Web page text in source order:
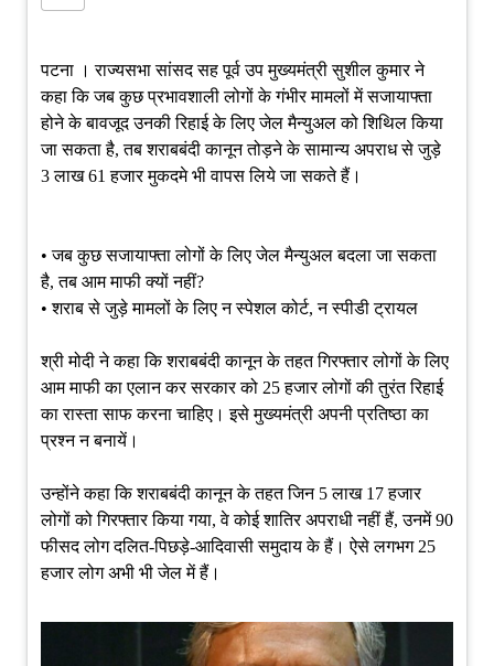
पटना । राज्यसभा सांसद सह पूर्व उप मुख्यमंत्री सुशील कुमार ने
कहा कि जब कुछ प्रभावशाली लोगों के गंभीर मामलों में सजायाफ्ता
होने के बावजूद उनकी रिहाई के लिए जेल मैन्युअल को शिथिल किया
जा सकता है, तब शराबबंदी कानून तोड़ने के सामान्य अपराध से जुड़े
3 लाख 61 हजार मुकदमे भी वापस लिये जा सकते हैं।
• जब कुछ सजायाफ्ता लोगों के लिए जेल मैन्युअल बदला जा सकता
है, तब आम माफी क्यों नहीं?
• शराब से जुड़े मामलों के लिए न स्पेशल कोर्ट, न स्पीडी ट्रायल
श्री मोदी ने कहा कि शराबबंदी कानून के तहत गिरफ्तार लोगों के लिए
आम माफी का एलान कर सरकार को 25 हजार लोगों की तुरंत रिहाई
का रास्ता साफ करना चाहिए। इसे मुख्यमंत्री अपनी प्रतिष्ठा का
प्रश्न न बनायें।
उन्होंने कहा कि शराबबंदी कानून के तहत जिन 5 लाख 17 हजार
लोगों को गिरफ्तार किया गया, वे कोई शातिर अपराधी नहीं हैं, उनमें 90
फीसद लोग दलित-पिछड़े-आदिवासी समुदाय के हैं। ऐसे लगभग 25
हजार लोग अभी भी जेल में हैं।